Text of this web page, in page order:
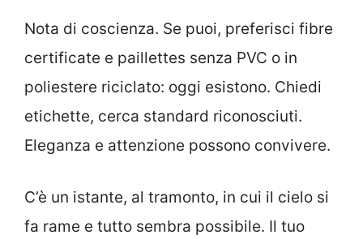
Nota di coscienza. Se puoi, preferisci fibre
certificate e paillettes senza PVC o in
poliestere riciclato: oggi esistono. Chiedi
etichette, cerca standard riconosciuti.
Eleganza e attenzione possono convivere.
C’è un istante, al tramonto, in cui il cielo si
fa rame e tutto sembra possibile. Il tuo